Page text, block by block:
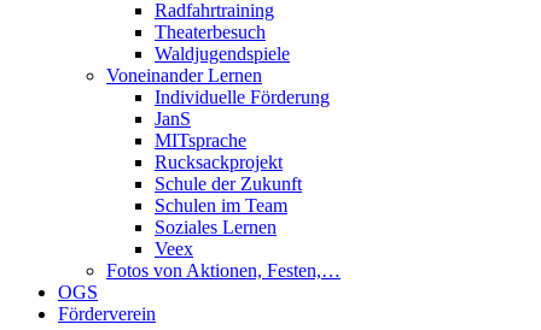
Radfahrtraining
Theaterbesuch
Waldjugendspiele
Voneinander Lernen
Individuelle Förderung
JanS
MITsprache
Rucksackprojekt
Schule der Zukunft
Schulen im Team
Soziales Lernen
Veex
Fotos von Aktionen, Festen,…
OGS
Förderverein